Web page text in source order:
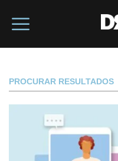
PROCURAR RESULTADOS